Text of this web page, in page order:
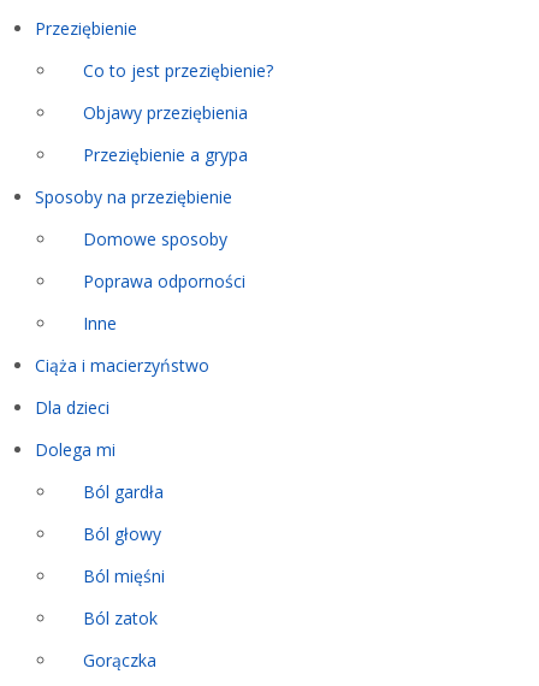
Przeziębienie
Co to jest przeziębienie?
Objawy przeziębienia
Przeziębienie a grypa
Sposoby na przeziębienie
Domowe sposoby
Poprawa odporności
Inne
Ciąża i macierzyństwo
Dla dzieci
Dolega mi
Ból gardła
Ból głowy
Ból mięśni
Ból zatok
Gorączka